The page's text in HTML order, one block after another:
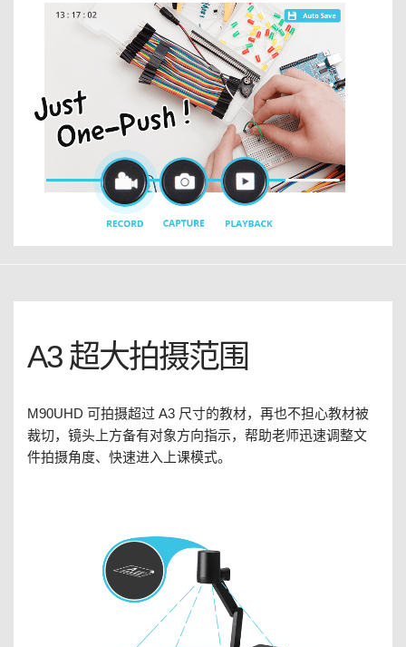
A3 超大拍摄范围
M90UHD 可拍摄超过 A3 尺寸的教材，再也不担心教材被
裁切，镜头上方备有对象方向指示，帮助老师迅速调整文
件拍摄角度、快速进入上课模式。